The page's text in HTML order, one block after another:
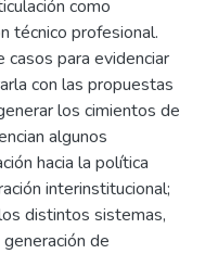
como
técnico profesional.
para evidenciar
con las propuestas
los cimientos de
algunos
hacia la política
interinstitucional;
distintos sistemas,
de